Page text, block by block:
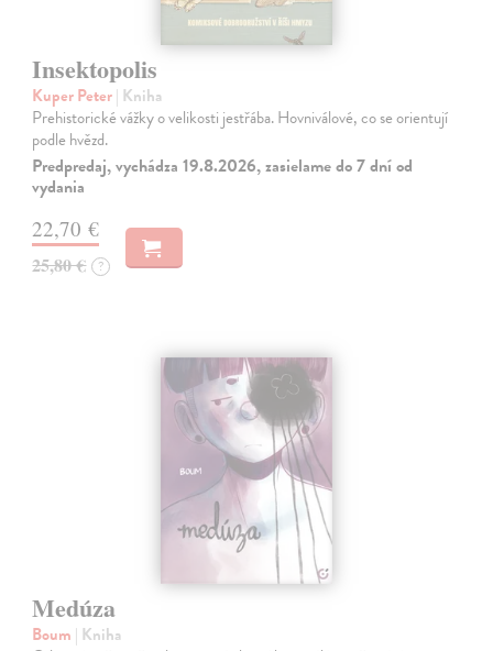
Insektopolis
Kuper Peter| Kniha
Prehistorické vážky o velikosti jestřába. Hovniválové, co se orientují
podle hvězd.
Predpredaj, vychádza 19.8.2026, zasielame do 7 dní od
vydania
22,70 €
25,80 € ?
Medúza
Boum | Kniha